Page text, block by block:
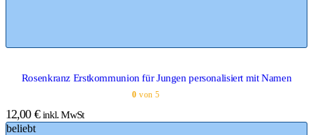
Rosenkranz Erstkommunion für Jungen personalisiert mit Namen
0 von 5
12,00 € inkl. MwSt
beliebt